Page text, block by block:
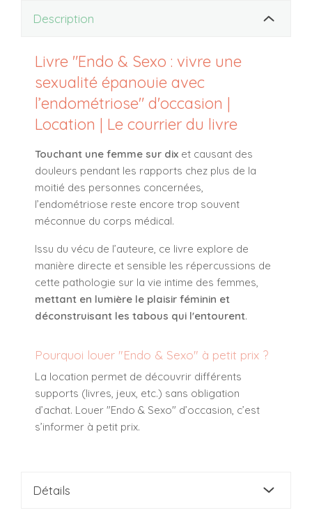
Description
Livre "Endo & Sexo : vivre une
sexualité épanouie avec
l’endométriose" d'occasion |
Location | Le courrier du livre
Touchant une femme sur dix et causant des
douleurs pendant les rapports chez plus de la
moitié des personnes concernées,
l’endométriose reste encore trop souvent
méconnue du corps médical.
Issu du vécu de l’auteure, ce livre explore de
manière directe et sensible les répercussions de
cette pathologie sur la vie intime des femmes,
mettant en lumière le plaisir féminin et
déconstruisant les tabous qui l'entourent.
Pourquoi louer "Endo & Sexo" à petit prix ?
La location permet de découvrir différents
supports (livres, jeux, etc.) sans obligation
d’achat. Louer "Endo & Sexo" d’occasion, c’est
s’informer à petit prix.
Détails